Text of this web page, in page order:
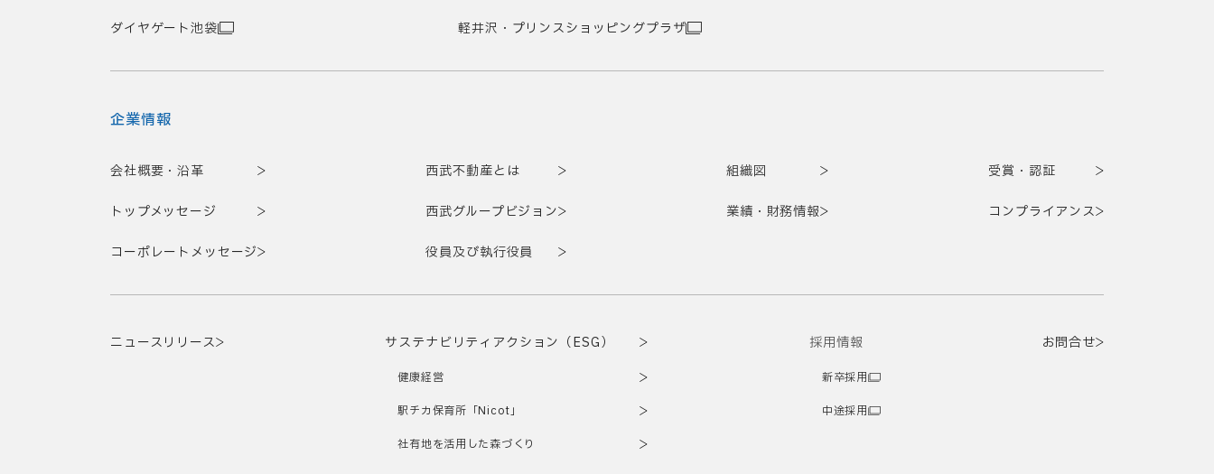
ダイヤゲート池袋 軽井沢・プリンスショッピングプラザ
企業情報
会社概要・沿革
トップメッセージ
コーポレートメッセージ
西武不動産とは
西武グループビジョン
役員及び執行役員
組織図
業績・財務情報
受賞・認証
コンプライアンス
ニュースリリース サステナビリティアクション（ESG）
健康経営
駅チカ保育所「Nicot」
社有地を活用した森づくり
採用情報
新卒採用
中途採用
お問合せ